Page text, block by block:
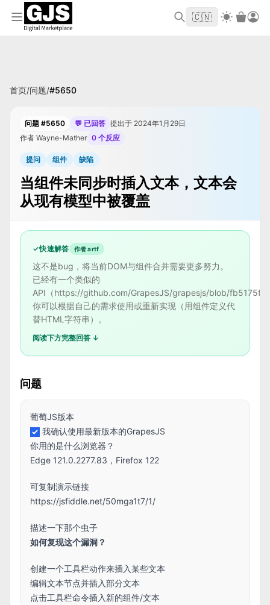
欢迎来到 GJS.MARKET！使用优惠码 WELCOME2026
首单立
🇨🇳
首页/问题/#5650
问题 #5650 💬 已回答 提出于 2024年1月29日
作者 Wayne-Mather 0 个反应
提问 组件 缺陷
当组件未同步时插入文本，文本会
从现有模型中被覆盖
✓快速解答 作者 artf
这不是bug，将当前DOM与组件合并需要更多努力。
已经有一个类似的
API（https://github.com/GrapesJS/grapesjs/blob/
你可以根据自己的需求使用或重新实现（用组件定义代
替HTML字符串）。
阅读下方完整回答 ↓
问题
葡萄JS版本
我确认使用最新版本的GrapesJS
你用的是什么浏览器？
Edge 121.0.2277.83，Firefox 122
可复制演示链接
https://jsfiddle.net/50mga1t7/1/
描述一下那个虫子
如何复现这个漏洞？
创建一个工具栏动作来插入某些文本
编辑文本节点并插入部分文本
点击工具栏命令插入新的组件/文本